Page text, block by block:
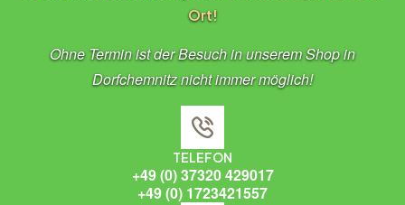
Ort!
Ohne Termin ist der Besuch in unserem Shop in
Dorfchemnitz nicht immer möglich!
TELEFON
+49 (0) 37320 429017
+49 (0) 1723421557